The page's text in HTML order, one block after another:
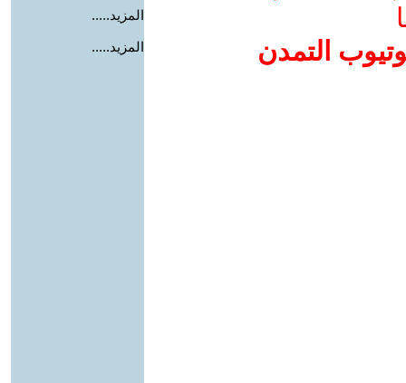
التمدن
المزيد.....
المزيد.....